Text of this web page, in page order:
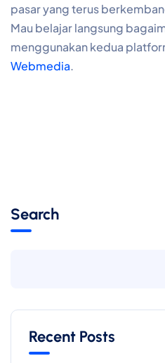
pasar yang terus
Mau belajar langsung
menggunakan kedua
Webmedia.
Search
Recent Posts